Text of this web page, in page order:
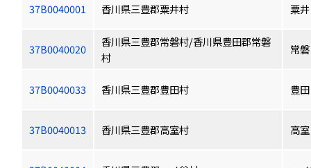
37B0040001 香川県三豊郡粟井村 粟井
37B0040020
香川県三豊郡常磐村/香川県豊田郡常磐
村
常磐
37B0040033 香川県三豊郡豊田村 豊田
37B0040013 香川県三豊郡高室村 高室